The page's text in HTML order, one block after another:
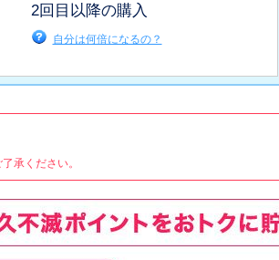
2回目以降の購入
自分は何倍になるの？
承ください。